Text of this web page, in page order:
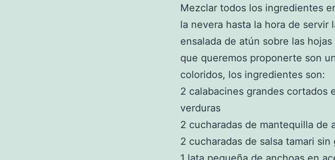
Mezclar todos los ingredientes
la nevera hasta la hora de servir
ensalada de atún sobre las
que queremos proponerte son
coloridos, los ingredientes son:
2 calabacines grandes cortados
verduras
2 cucharadas de mantequilla de
2 cucharadas de salsa tamari sin